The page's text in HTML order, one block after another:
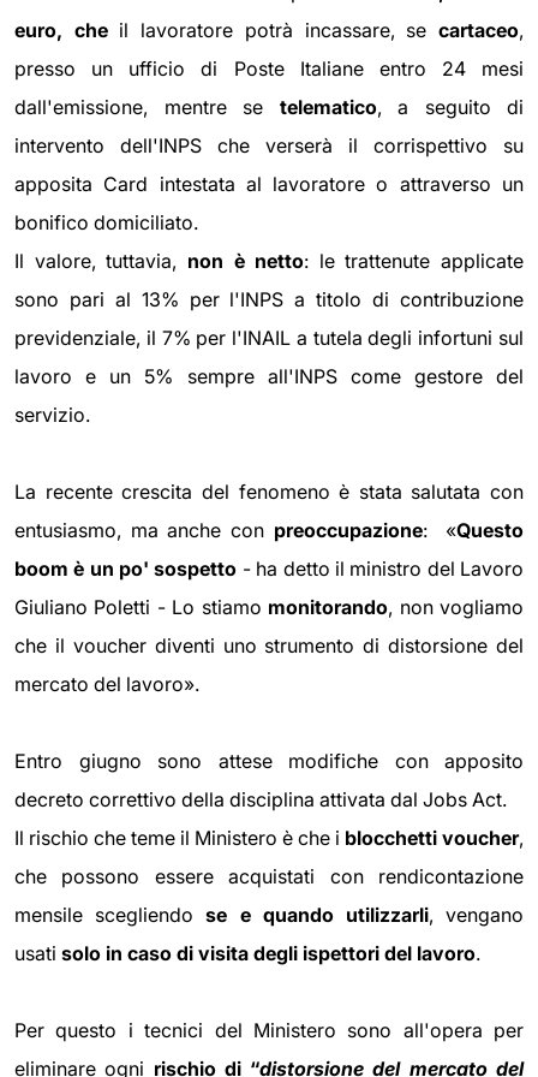
euro, cheil lavoratore potrà incassare, secartaceo,
presso un ufficio di Poste Italiane entro 24 mesi
dall'emissione, mentre se telematico, a seguito di
intervento dell'INPS che verserà il corrispettivo su
apposita Card intestata al lavoratore o attraverso un
bonifico domiciliato.
Il valore, tuttavia, non è netto: le trattenute applicate
sono pari al 13% per l'INPS a titolo di contribuzione
previdenziale, il 7% per l'INAIL a tutela degli infortuni sul
lavoro e un 5% sempre all'INPS come gestore del
servizio.
La recente crescita del fenomeno è stata salutata con
entusiasmo, ma anche con preoccupazione: «Questo
boom è un po' sospetto - ha detto il ministro del Lavoro
Giuliano Poletti - Lo stiamo monitorando, non vogliamo
che il voucher diventi uno strumento di distorsione del
mercato del lavoro».
Entro giugno sono attese modifiche con apposito
decreto correttivo della disciplina attivata dal Jobs Act.
Il rischio che teme il Ministero è che i blocchetti voucher,
che possono essere acquistati con rendicontazione
mensile scegliendose e quando utilizzarli, vengano
usati solo in caso di visita degli ispettori del lavoro.
Per questo i tecnici del Ministero sono all'opera per
eliminare ogni rischio di “distorsione del mercato del